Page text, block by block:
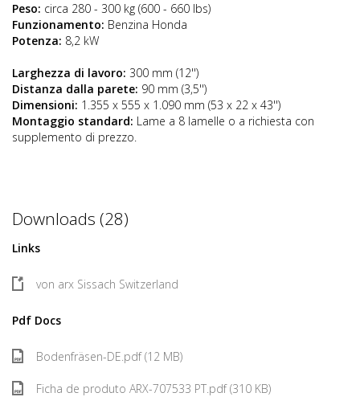
Peso: circa 280 - 300 kg (600 - 660 lbs)
Funzionamento: Benzina Honda
Potenza: 8,2 kW
Larghezza di lavoro: 300 mm (12'')
Distanza dalla parete: 90 mm (3,5'')
Dimensioni: 1.355 x 555 x 1.090 mm (53 x 22 x 43'')
Montaggio standard: Lame a 8 lamelle o a richiesta con
supplemento di prezzo.
Downloads (28)
Links
von arx Sissach Switzerland
Pdf Docs
Bodenfräsen-DE.pdf (12 MB)
Ficha de produto ARX-707533 PT.pdf (310 KB)